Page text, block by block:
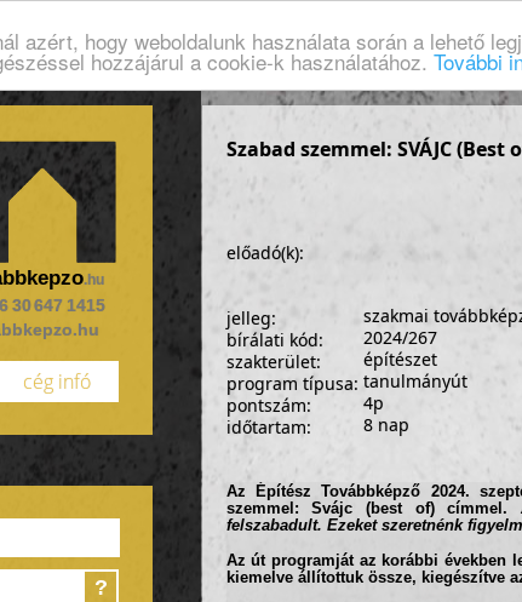
azért, hogy weboldalunk használata során a lehető
hozzájárul a cookie-k használatához. További
.hu
30 647 1415
cég infó
?
Szabad szemmel: SVÁJC (Best
előadó(k):
jelleg:
szakmai
bírálati kód:
2024/267
szakterület:
építészet
program típusa: tanulmányút
pontszám:
4p
időtartam:
8 nap
Az Építész Továbbképző 2024.
szemmel:
Svájc (best of)címmel.
felszabadult. Ezeket szeretnénk
Az út programját az korábbi években
kiemelve állítottuk össze, kiegészítve